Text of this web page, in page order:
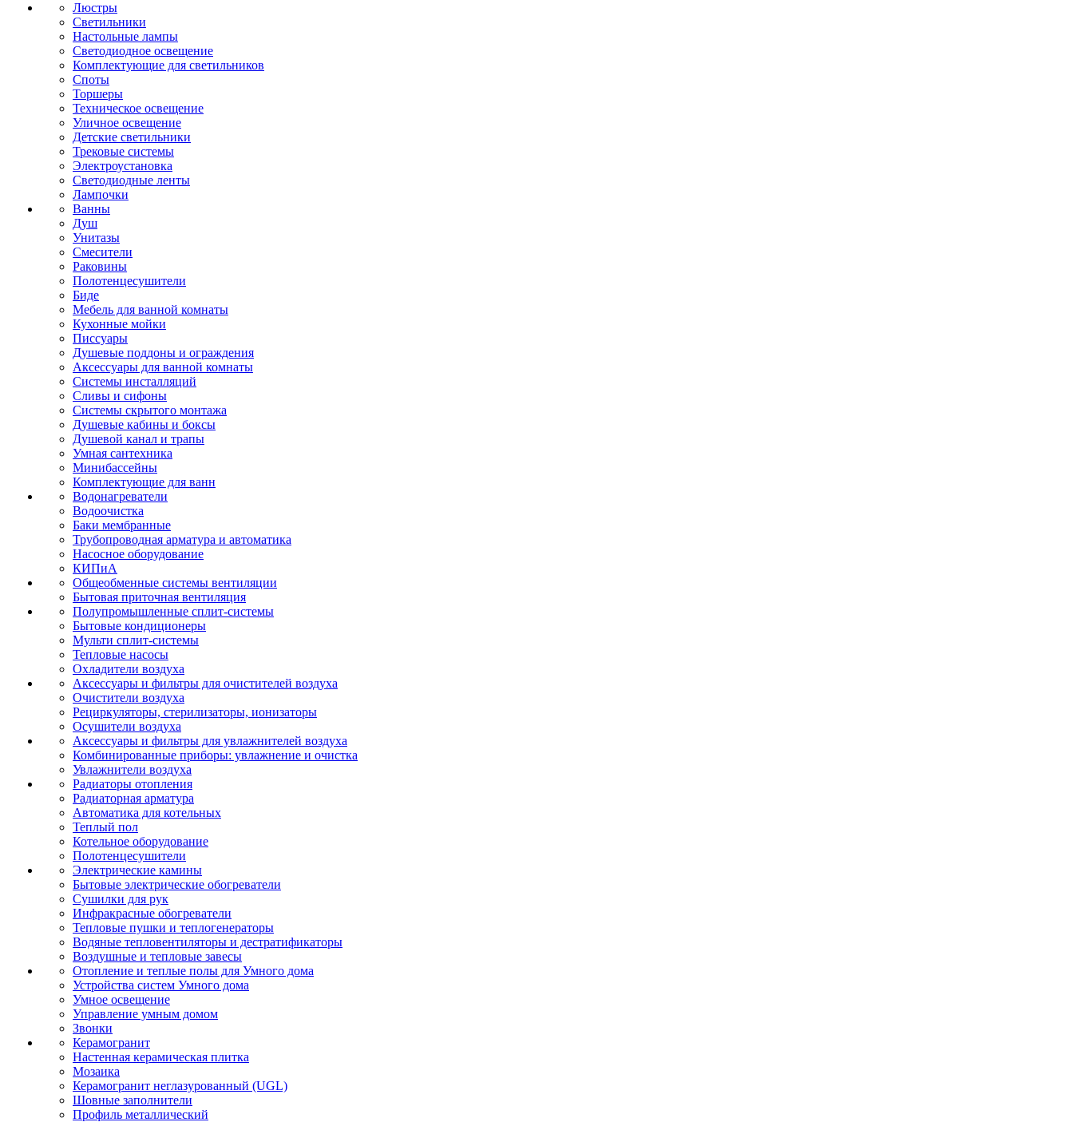
Люстры
Светильники
Настольные лампы
Светодиодное освещение
Комплектующие для светильников
Споты
Торшеры
Техническое освещение
Уличное освещение
Детские светильники
Трековые системы
Электроустановка
Светодиодные ленты
Лампочки
Ванны
Душ
Унитазы
Смесители
Раковины
Полотенцесушители
Биде
Мебель для ванной комнаты
Кухонные мойки
Писсуары
Душевые поддоны и ограждения
Аксессуары для ванной комнаты
Системы инсталляций
Сливы и сифоны
Системы скрытого монтажа
Душевые кабины и боксы
Душевой канал и трапы
Умная сантехника
Минибассейны
Комплектующие для ванн
Водонагреватели
Водоочистка
Баки мембранные
Трубопроводная арматура и автоматика
Насосное оборудование
КИПиА
Общеобменные системы вентиляции
Бытовая приточная вентиляция
Полупромышленные сплит-системы
Бытовые кондиционеры
Мульти сплит-системы
Тепловые насосы
Охладители воздуха
Аксессуары и фильтры для очистителей воздуха
Очистители воздуха
Рециркуляторы, стерилизаторы, ионизаторы
Осушители воздуха
Аксессуары и фильтры для увлажнителей воздуха
Комбинированные приборы: увлажнение и очистка
Увлажнители воздуха
Радиаторы отопления
Радиаторная арматура
Автоматика для котельных
Теплый пол
Котельное оборудование
Полотенцесушители
Электрические камины
Бытовые электрические обогреватели
Сушилки для рук
Инфракрасные обогреватели
Тепловые пушки и теплогенераторы
Водяные тепловентиляторы и дестратификаторы
Воздушные и тепловые завесы
Отопление и теплые полы для Умного дома
Устройства систем Умного дома
Умное освещение
Управление умным домом
Звонки
Керамогранит
Настенная керамическая плитка
Мозаика
Керамогранит неглазурованный (UGL)
Шовные заполнители
Профиль металлический